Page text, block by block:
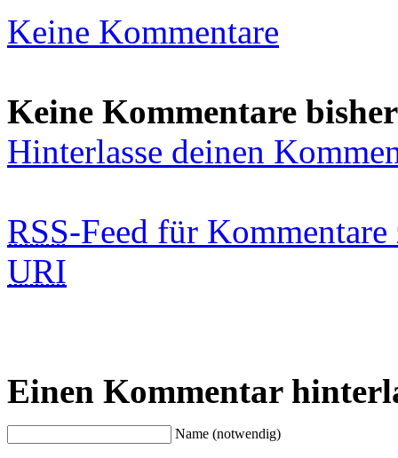
Keine Kommentare
Keine Kommentare bisher
Hinterlasse deinen
RSS-Feed für
URI
Einen Kommentar
Name (notwendig)